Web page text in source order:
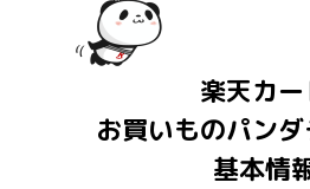
楽天カー
お買いものパン
基本情